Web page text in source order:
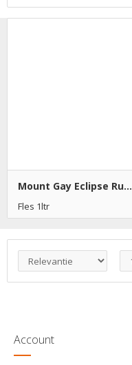
Mount Gay Eclipse Ru...
Fles 1ltr
€ 18,95 1
€ 17,95
Account